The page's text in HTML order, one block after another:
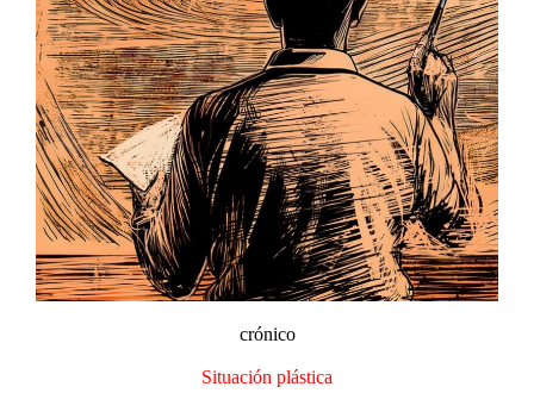
crónico
Situación plástica